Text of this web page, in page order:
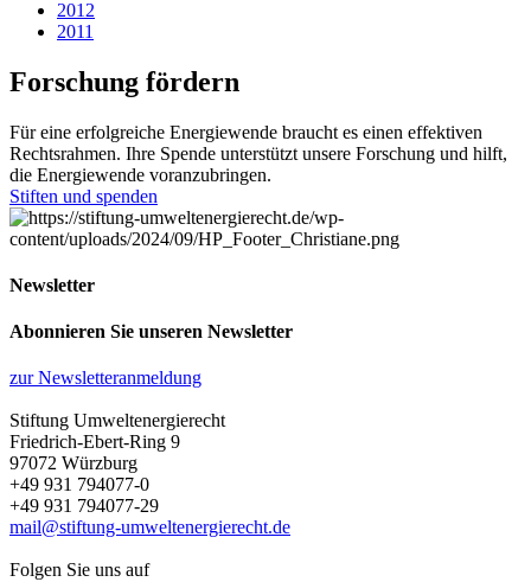
2012
2011
Forschung fördern
Für eine erfolgreiche Energiewende braucht es einen effektiven
Rechtsrahmen. Ihre Spende unterstützt unsere Forschung und hilft,
die Energiewende voranzubringen.
Stiften und spenden
Newsletter
Abonnieren Sie unseren Newsletter
zur Newsletteranmeldung
Stiftung Umweltenergierecht
Friedrich-Ebert-Ring 9
97072 Würzburg
+49 931 794077-0
+49 931 794077-29
mail@stiftung-umweltenergierecht.de
Folgen Sie uns auf